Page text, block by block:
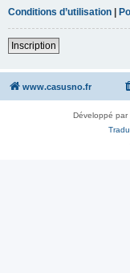
Conditions d’utilisation |
Inscription
www.casusno.fr
Développé par